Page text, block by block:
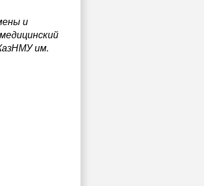
и
им.